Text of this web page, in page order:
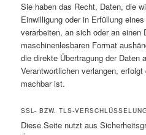
Sie haben das Recht, Daten, die
Einwilligung oder in Erfüllung
verarbeiten, an sich oder an einen
maschinenlesbaren Format
die direkte Übertragung der Daten
Verantwortlichen verlangen,
machbar ist.
SSL- BZW. TLS-VERSCHLÜSSELUNG
Diese Seite nutzt aus